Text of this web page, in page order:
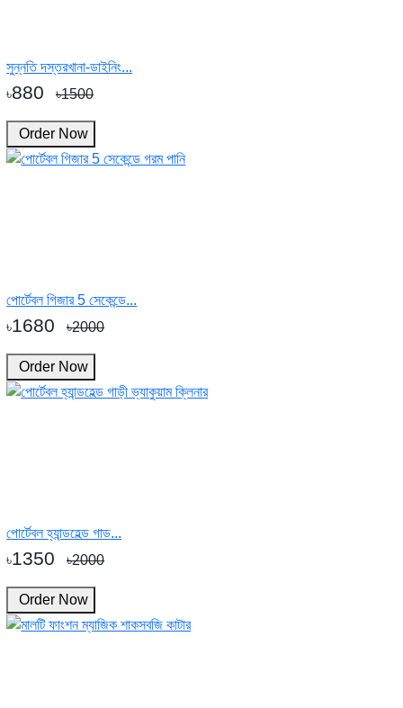
সুন্নতি দস্তরখানা-ডাইনিং...
৳880 ৳1500
Order Now
পোর্টেবল গিজার 5 সেকেন্ডে...
৳1680 ৳2000
Order Now
পোর্টেবল হ্যান্ডহেল্ড গাড...
৳1350 ৳2000
Order Now